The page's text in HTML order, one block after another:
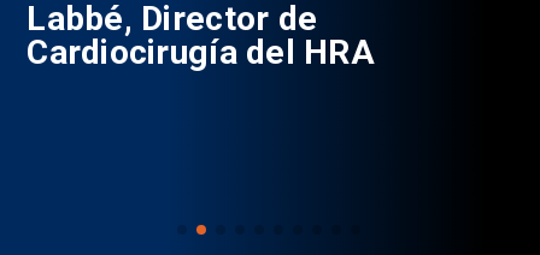
Labbé, Director de
Cardiocirugía del HRA